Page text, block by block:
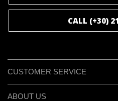
CALL (+30)
CUSTOMER SERVICE
ABOUT US